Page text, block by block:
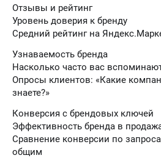
Отзывы и рейтинг
Уровень доверия к бренду
Средний рейтинг на
Узнаваемость бренда
Насколько часто вас
Опросы клиентов: «Какие
знаете?»
Конверсия с брендовых ключей
Эффективность бренда в
Сравнение конверсии по
общим